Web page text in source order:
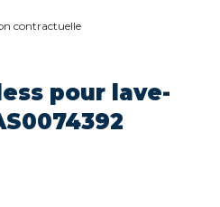
contractuelle
pour lave-